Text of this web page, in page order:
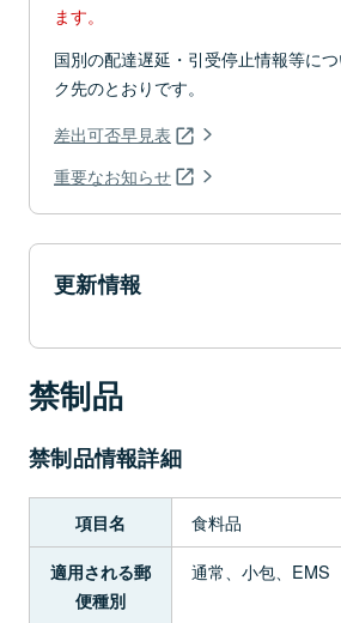
ます。
国別の配達遅延・引受停止情報等に
ク先のとおりです。
差出可否早見表
重要なお知らせ
更新情報
禁制品
禁制品情報詳細
項目名 食料品
適用される郵
便種別
通常、小包、EMS